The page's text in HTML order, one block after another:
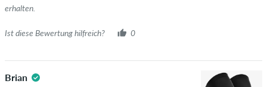
erhalten.
Ist diese Bewertung hilfreich? 0
Brian